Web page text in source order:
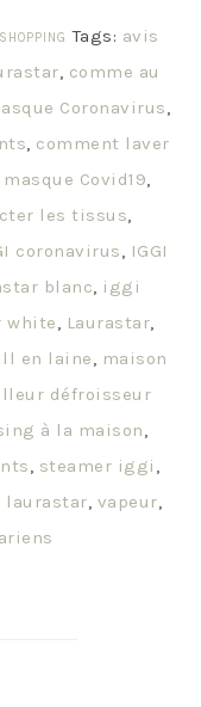
SHOPPING Tags: avis
, comme au
Coronavirus,
, comment laver
Covid19,
les tissus,
coronavirus, IGGI
blanc, iggi
white, Laurastar,
en laine, maison
défroisseur
à la maison,
, steamer iggi ,
, vapeur,